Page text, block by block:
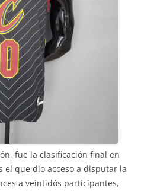
fue la clasificación final en
el que dio acceso a disputar la
a veintidós participantes,